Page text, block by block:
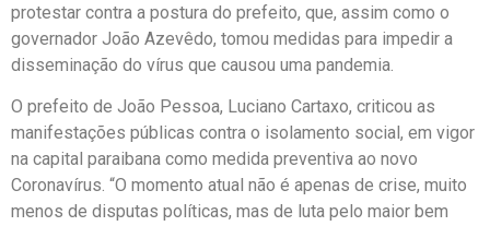
protestar contra a postura do prefeito, que, assim como o
governador João Azevêdo, tomou medidas para impedir a
disseminação do vírus que causou uma pandemia.
O prefeito de João Pessoa, Luciano Cartaxo, criticou as
manifestações públicas contra o isolamento social, em vigor
na capital paraibana como medida preventiva ao novo
Coronavírus. “O momento atual não é apenas de crise, muito
menos de disputas políticas, mas de luta pelo maior bem